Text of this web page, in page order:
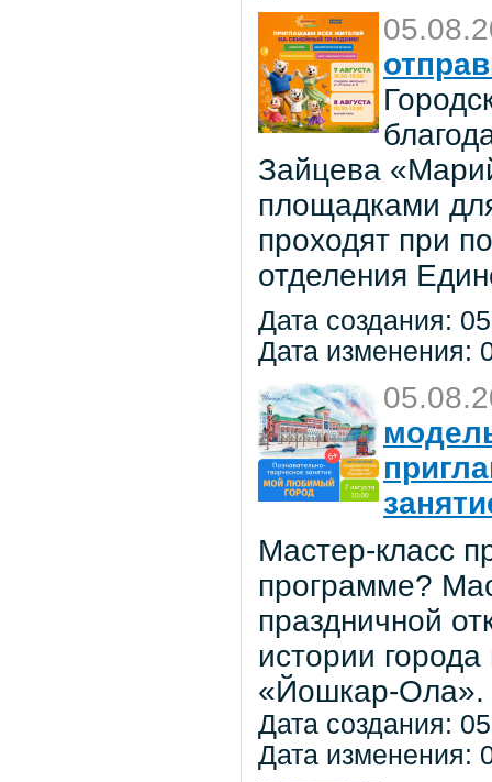
Зайцева
площадками
проходят при
отделения
Дата создания:
Дата изменения:
Мастер-класс
программе?
праздничной
истории
«Йошкар-Ола».
Дата создания:
Дата изменения: